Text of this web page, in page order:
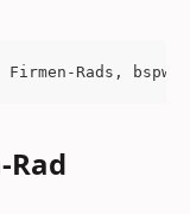
Firmen-Rads,
Rad